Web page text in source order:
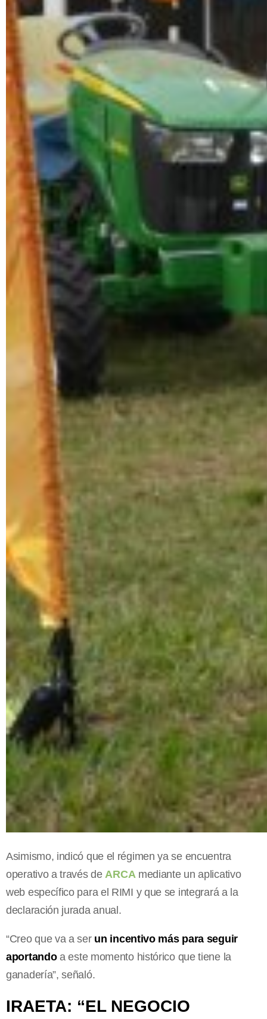
Asimismo, indicó que el régimen ya se encuentra
operativo a través de ARCA mediante un aplicativo
web específico para el RIMI y que se integrará a la
declaración jurada anual.
“Creo que va a ser un incentivo más para seguir
aportandoa este momento histórico que tiene la
ganadería”, señaló.
IRAETA: “EL NEGOCIO